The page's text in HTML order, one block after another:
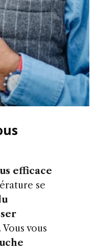
efficace
se
vous